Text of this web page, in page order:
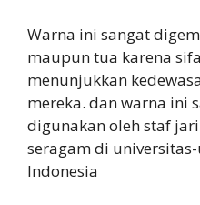
Warna ini sangat
maupun tua karena
menunjukkan
mereka. dan warna ini
digunakan oleh staf
seragam di
Indonesia